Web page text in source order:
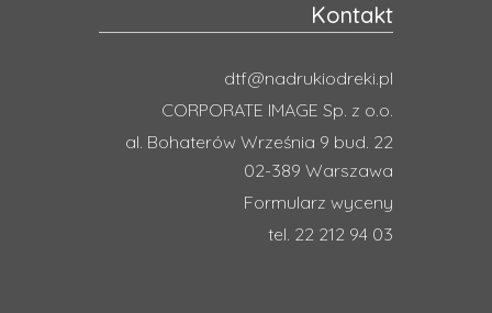
Kontakt
dtf@nadrukiodreki.pl
CORPORATE IMAGE Sp. z o.o.
al. Bohaterów Września 9 bud. 22
02-389 Warszawa
Formularz wyceny
tel. 22 212 94 03